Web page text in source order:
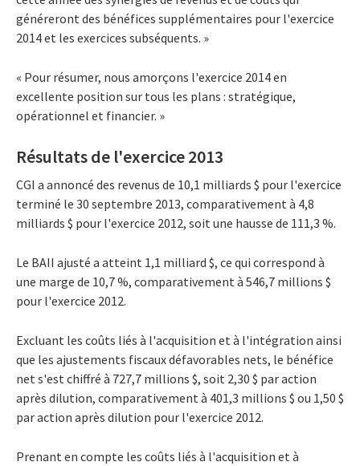
généreront des bénéfices supplémentaires pour l'exercice
2014 et les exercices subséquents. »
« Pour résumer, nous amorçons l'exercice 2014 en
excellente position sur tous les plans : stratégique,
opérationnel et financier. »
Résultats de l'exercice 2013
CGI a annoncé des revenus de 10,1 milliards $ pour l'exercice
terminé le 30 septembre 2013, comparativement à 4,8
milliards $ pour l'exercice 2012, soit une hausse de 111,3 %.
Le BAII ajusté a atteint 1,1 milliard $, ce qui correspond à
une marge de 10,7 %, comparativement à 546,7 millions $
pour l'exercice 2012.
Excluant les coûts liés à l'acquisition et à l'intégration ainsi
que les ajustements fiscaux défavorables nets, le bénéfice
net s'est chiffré à 727,7 millions $, soit 2,30 $ par action
après dilution, comparativement à 401,3 millions $ ou 1,50 $
par action après dilution pour l'exercice 2012.
Prenant en compte les coûts liés à l'acquisition et à